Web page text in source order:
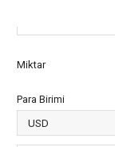
Miktar
Para Birimi